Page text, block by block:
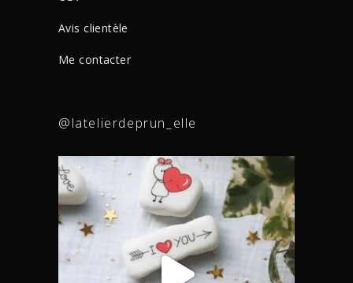
Avis clientèle
Me contacter
@latelierdeprun_elle